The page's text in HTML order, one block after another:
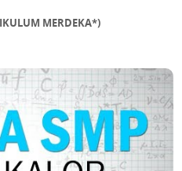
MERDEKA*)